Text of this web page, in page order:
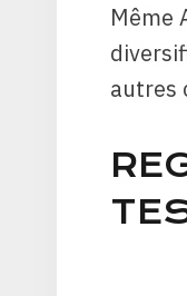
Même
autres